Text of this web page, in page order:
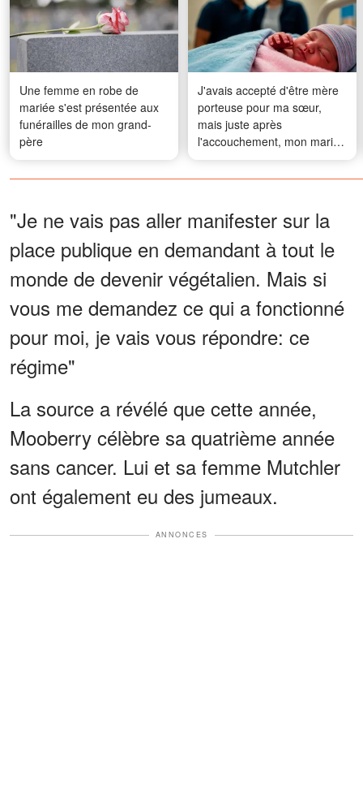
Une femme en robe de
mariée s'est présentée aux
funérailles de mon grand-
père
J'avais accepté d'être mère
porteuse pour ma sœur,
mais juste après
l'accouchement, mon mari
m'a prise à part et m'a dit : «
S'il te plaît, ne lui donne pas
"Je ne vais pas aller manifester sur la
place publique en demandant à tout le
monde de devenir végétalien. Mais si
vous me demandez ce qui a fonctionné
pour moi, je vais vous répondre: ce
régime"
La source a révélé que cette année,
Mooberry célèbre sa quatrième année
sans cancer. Lui et sa femme Mutchler
ont également eu des jumeaux.
ANNONCES